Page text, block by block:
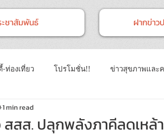
ชาสัมพันธ์ ฝากข่าว
-ท่องเที่ยว โปรโมชั่น!! ข่าวสุขภาพและ
ข่าวการศึกษา
สสส. ปลุกพลังภาคีลดเห
1 min read